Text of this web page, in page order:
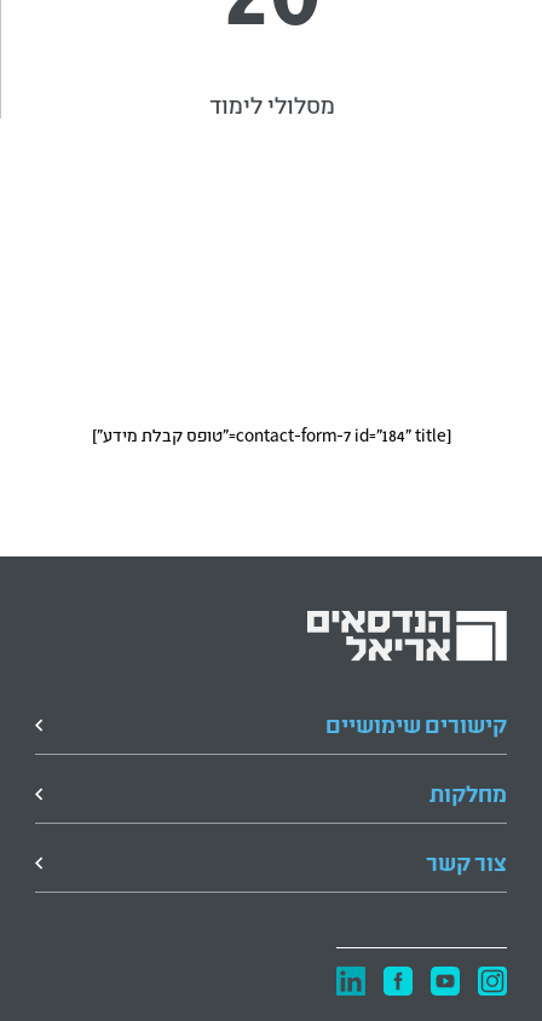
מסלולי לימוד
[contact-form-7 id="184" title="טופס קבלת מידע"]
קישורים שימושיים
מחלקות
צור קשר